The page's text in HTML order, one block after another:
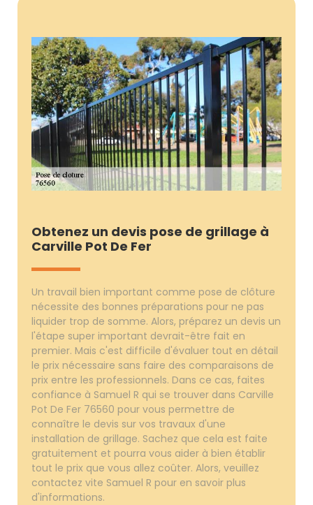
Obtenez un devis pose de grillage à
Carville Pot De Fer
Un travail bien important comme pose de clôture
nécessite des bonnes préparations pour ne pas
liquider trop de somme. Alors, préparez un devis un
l'étape super important devrait-être fait en
premier. Mais c'est difficile d'évaluer tout en détail
le prix nécessaire sans faire des comparaisons de
prix entre les professionnels. Dans ce cas, faites
confiance à Samuel R qui se trouver dans Carville
Pot De Fer 76560 pour vous permettre de
connaître le devis sur vos travaux d'une
installation de grillage. Sachez que cela est faite
gratuitement et pourra vous aider à bien établir
tout le prix que vous allez coûter. Alors, veuillez
contactez vite Samuel R pour en savoir plus
d'informations.